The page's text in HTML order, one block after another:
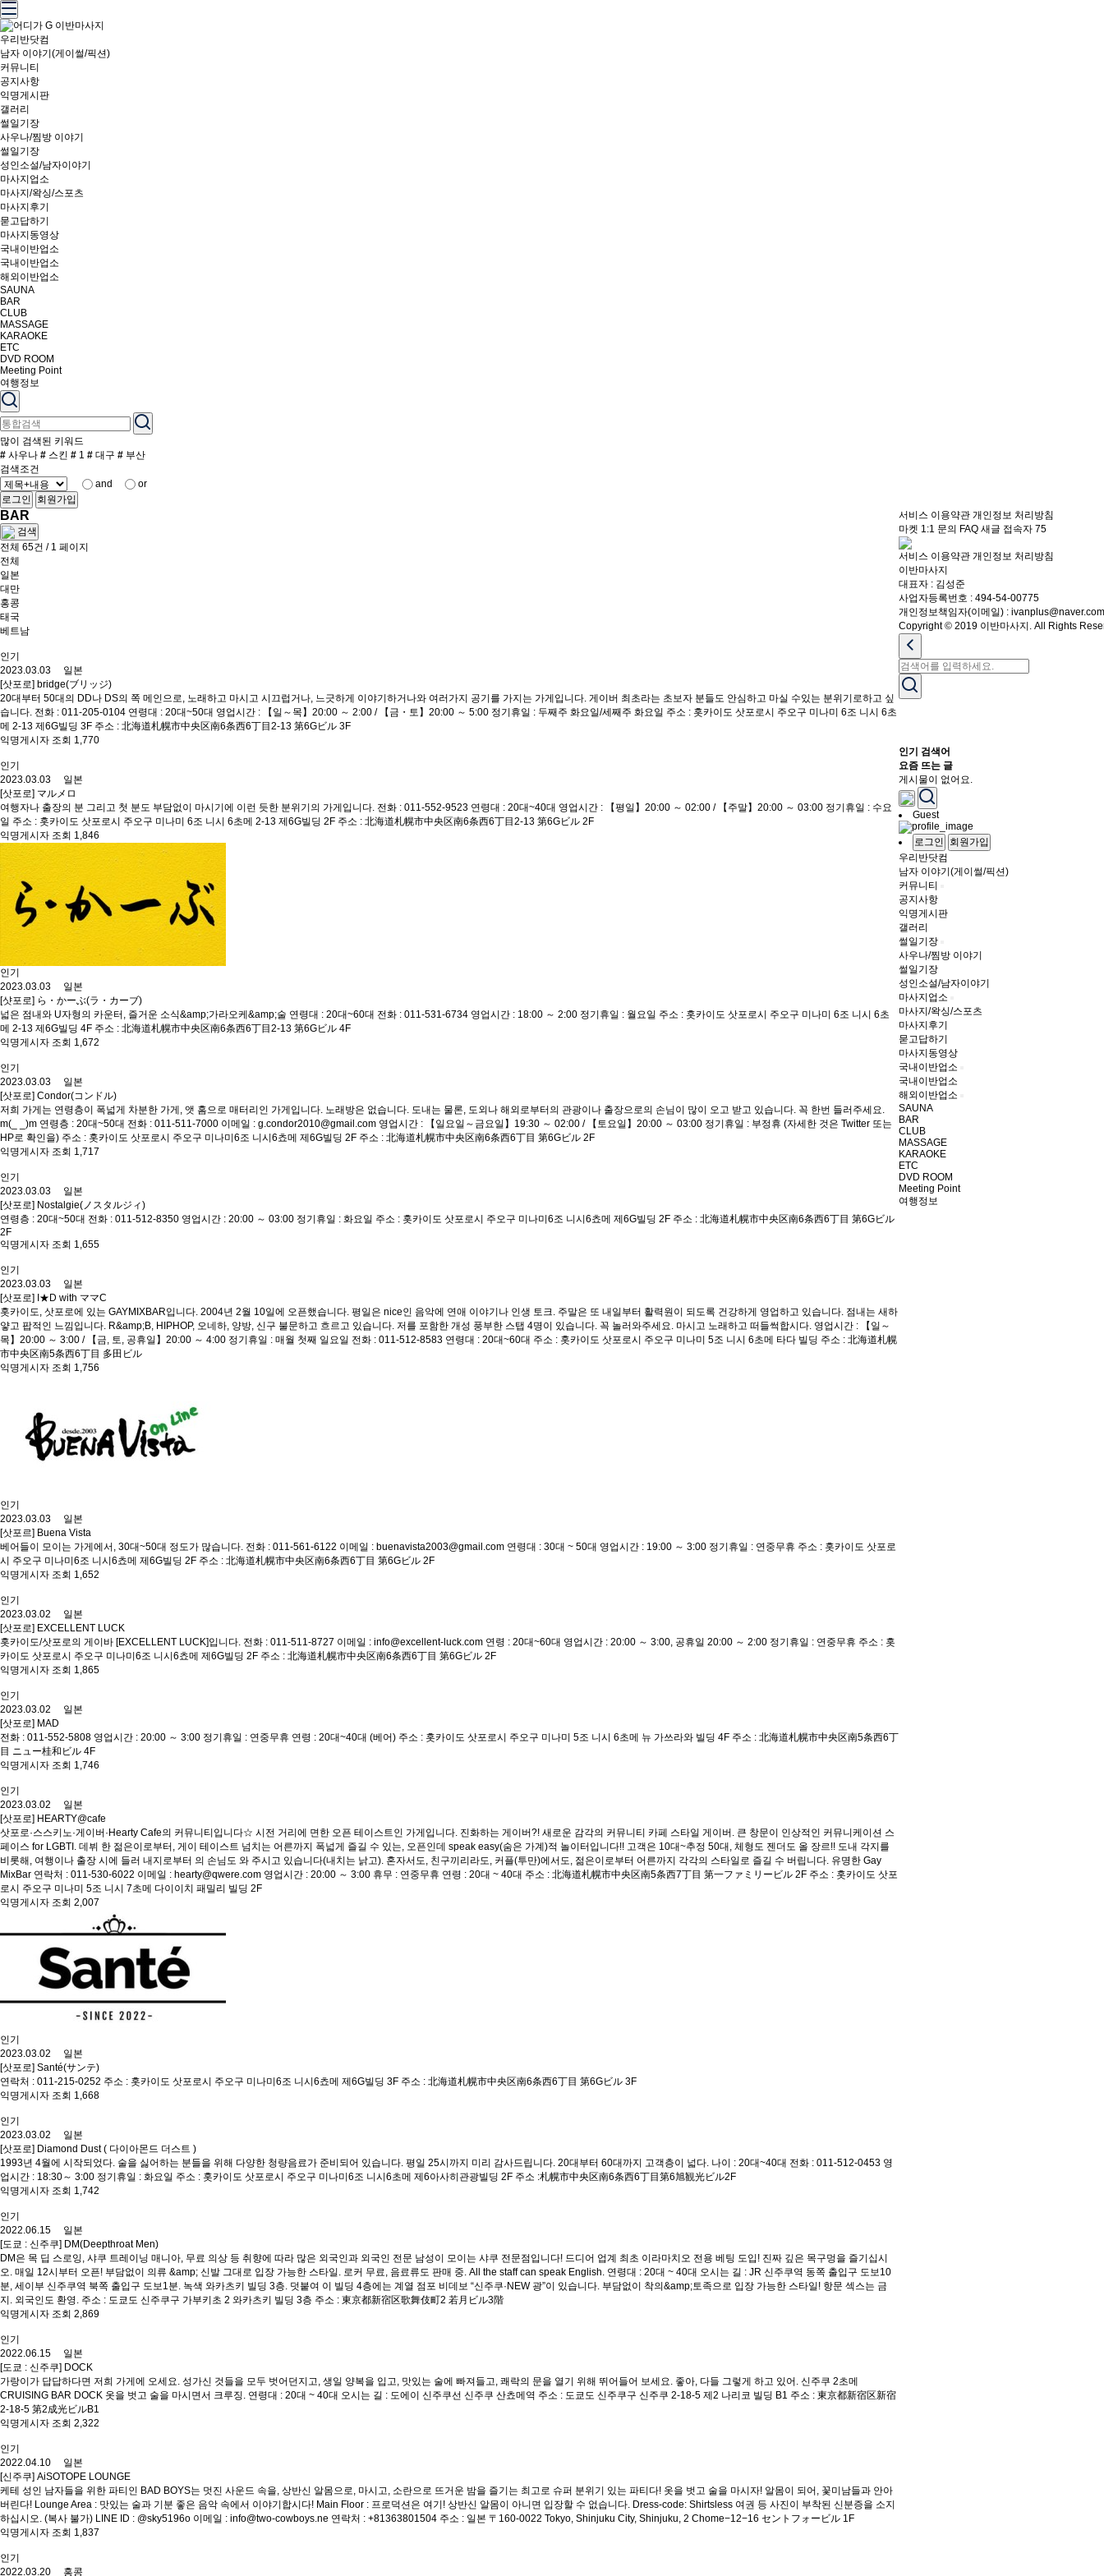
우리반닷컴
남자 이야기(게이썰/픽션)
커뮤니티
공지사항
익명게시판
갤러리
썰일기장
사우나/찜방 이야기
썰일기장
성인소설/남자이야기
마사지업소
마사지/왁싱/스포츠
마사지후기
묻고답하기
마사지동영상
국내이반업소
국내이반업소
해외이반업소
SAUNA
BAR
CLUB
MASSAGE
KARAOKE
ETC
DVD ROOM
Meeting Point
여행정보
많이 검색된 키워드
# 사우나 # 스킨 # 1 # 대구 # 부산
검색조건
and
or
로그인
회원가입
BAR
검색
전체 65건 / 1 페이지
전체
일본
대만
홍콩
태국
베트남
인기
2023.03.03 일본
[삿포로] bridge(ブリッジ)
20대부터 50대의 DD나 DS의 쪽 메인으로, 노래하고 마시고 시끄럽거나, 느긋하게 이야기하거나와 여러가지 공기를 가지는 가게입니다. 게이버 최초라는 초보자 분들도 안심하고 마실 수있는 분위기로하고 싶
습니다. 전화 : 011-205-0104 연령대 : 20대~50대 영업시간 : 【일～목】20:00 ～ 2:00 / 【금・토】20:00 ～ 5:00 정기휴일 : 두째주 화요일/세째주 화요일 주소 : 홋카이도 삿포로시 주오구 미나미 6조 니시 6초
메 2-13 제6G빌딩 3F 주소 : 北海道札幌市中央区南6条西6丁目2-13 第6Gビル 3F
익명게시자 조회 1,770
인기
2023.03.03 일본
[삿포로] マルメロ
여행자나 출장의 분 그리고 첫 분도 부담없이 마시기에 이런 듯한 분위기의 가게입니다. 전화 : 011-552-9523 연령대 : 20대~40대 영업시간 : 【평일】20:00 ～ 02:00 / 【주말】20:00 ～ 03:00 정기휴일 : 수요
일 주소 : 홋카이도 삿포로시 주오구 미나미 6조 니시 6초메 2-13 제6G빌딩 2F 주소 : 北海道札幌市中央区南6条西6丁目2-13 第6Gビル 2F
익명게시자 조회 1,846
인기
2023.03.03 일본
[샷포로] ら・かーぶ(ラ・カーブ)
넓은 점내와 U자형의 카운터, 즐거운 소식&amp;가라오케&amp;술 연령대 : 20대~60대 전화 : 011-531-6734 영업시간 : 18:00 ～ 2:00 정기휴일 : 월요일 주소 : 홋카이도 삿포로시 주오구 미나미 6조 니시 6초
메 2-13 제6G빌딩 4F 주소 : 北海道札幌市中央区南6条西6丁目2-13 第6Gビル 4F
익명게시자 조회 1,672
인기
2023.03.03 일본
[삿포로] Condor(コンドル)
저희 가게는 연령층이 폭넓게 차분한 가게, 앳 홈으로 매터리인 가게입니다. 노래방은 없습니다. 도내는 물론, 도외나 해외로부터의 관광이나 출장으로의 손님이 많이 오고 받고 있습니다. 꼭 한번 들러주세요.
m(_ _)m 연령층 : 20대~50대 전화 : 011-511-7000 이메일 : g.condor2010@gmail.com 영업시간 : 【일요일～금요일】19:30 ～ 02:00 / 【토요일】20:00 ～ 03:00 정기휴일 : 부정휴 (자세한 것은 Twitter 또는
HP로 확인을) 주소 : 홋카이도 삿포로시 주오구 미나미6조 니시6쵸메 제6G빌딩 2F 주소 : 北海道札幌市中央区南6条西6丁目 第6Gビル 2F
익명게시자 조회 1,717
인기
2023.03.03 일본
[삿포로] Nostalgie(ノスタルジィ)
연령층 : 20대~50대 전화 : 011-512-8350 영업시간 : 20:00 ～ 03:00 정기휴일 : 화요일 주소 : 홋카이도 삿포로시 주오구 미나미6조 니시6쵸메 제6G빌딩 2F 주소 : 北海道札幌市中央区南6条西6丁目 第6Gビル
2F
익명게시자 조회 1,655
인기
2023.03.03 일본
[삿포로] I★D with ママC
홋카이도, 삿포로에 있는 GAYMIXBAR입니다. 2004년 2월 10일에 오픈했습니다. 평일은 nice인 음악에 연애 이야기나 인생 토크. 주말은 또 내일부터 활력원이 되도록 건강하게 영업하고 있습니다. 점내는 새하
얗고 팝적인 느낌입니다. R&amp;B, HIPHOP, 오네하, 양방, 신구 불문하고 흐르고 있습니다. 저를 포함한 개성 풍부한 스탭 4명이 있습니다. 꼭 놀러와주세요. 마시고 노래하고 떠들썩합시다. 영업시간 : 【일～
목】20:00 ～ 3:00 / 【금, 토, 공휴일】20:00 ～ 4:00 정기휴일 : 매월 첫째 일요일 전화 : 011-512-8583 연령대 : 20대~60대 주소 : 홋카이도 삿포로시 주오구 미나미 5조 니시 6초메 타다 빌딩 주소 : 北海道札幌
市中央区南5条西6丁目 多田ビル
익명게시자 조회 1,756
인기
2023.03.03 일본
[삿포르] Buena Vista
베어들이 모이는 가게에서, 30대~50대 정도가 많습니다. 전화 : 011-561-6122 이메일 : buenavista2003@gmail.com 연령대 : 30대 ~ 50대 영업시간 : 19:00 ～ 3:00 정기휴일 : 연중무휴 주소 : 홋카이도 삿포로
시 주오구 미나미6조 니시6쵸메 제6G빌딩 2F 주소 : 北海道札幌市中央区南6条西6丁目 第6Gビル 2F
익명게시자 조회 1,652
인기
2023.03.02 일본
[삿포로] EXCELLENT LUCK
홋카이도/삿포로의 게이바 [EXCELLENT LUCK]입니다. 전화 : 011-511-8727 이메일 : info@excellent-luck.com 연령 : 20대~60대 영업시간 : 20:00 ～ 3:00, 공휴일 20:00 ～ 2:00 정기휴일 : 연중무휴 주소 : 홋
카이도 삿포로시 주오구 미나미6조 니시6쵸메 제6G빌딩 2F 주소 : 北海道札幌市中央区南6条西6丁目 第6Gビル 2F
익명게시자 조회 1,865
인기
2023.03.02 일본
[삿포로] MAD
전화 : 011-552-5808 영업시간 : 20:00 ～ 3:00 정기휴일 : 연중무휴 연령 : 20대~40대 (베어) 주소 : 홋카이도 삿포로시 주오구 미나미 5조 니시 6초메 뉴 가쓰라와 빌딩 4F 주소 : 北海道札幌市中央区南5条西6丁
目 ニュー桂和ビル 4F
익명게시자 조회 1,746
인기
2023.03.02 일본
[삿포로] HEARTY@cafe
삿포로·스스키노·게이버·Hearty Cafe의 커뮤니티입니다☆ 시전 거리에 면한 오픈 테이스트인 가게입니다. 진화하는 게이버?! 새로운 감각의 커뮤니티 카페 스타일 게이버. 큰 창문이 인상적인 커뮤니케이션 스
페이스 for LGBTI. 데뷔 한 젊은이로부터, 게이 테이스트 넘치는 어른까지 폭넓게 즐길 수 있는, 오픈인데 speak easy(숨은 가계)적 놀이터입니다!! 고객은 10대~추정 50대, 체형도 젠더도 올 장르!! 도내 각지를
비롯해, 여행이나 출장 시에 들러 내지로부터 의 손님도 와 주시고 있습니다(내치는 낡고). 혼자서도, 친구끼리라도, 커플(투만)에서도, 젊은이로부터 어른까지 각각의 스타일로 즐길 수 버립니다. 유명한 Gay
MixBar 연락처 : 011-530-6022 이메일 : hearty@qwere.com 영업시간 : 20:00 ～ 3:00 휴무 : 연중무휴 연령 : 20대 ~ 40대 주소 : 北海道札幌市中央区南5条西7丁目 第一ファミリービル 2F 주소 : 홋카이도 삿포
로시 주오구 미나미 5조 니시 7초메 다이이치 패밀리 빌딩 2F
익명게시자 조회 2,007
인기
2023.03.02 일본
[삿포로] Santé(サンテ)
연락처 : 011-215-0252 주소 : 홋카이도 삿포로시 주오구 미나미6조 니시6쵸메 제6G빌딩 3F 주소 : 北海道札幌市中央区南6条西6丁目 第6Gビル 3F
익명게시자 조회 1,668
인기
2023.03.02 일본
[삿포로] Diamond Dust ( 다이아몬드 더스트 )
1993년 4월에 시작되었다. 술을 싫어하는 분들을 위해 다양한 청량음료가 준비되어 있습니다. 평일 25시까지 미리 감사드립니다. 20대부터 60대까지 고객층이 넓다. 나이 : 20대~40대 전화 : 011-512-0453 영
업시간 : 18:30～ 3:00 정기휴일 : 화요일 주소 : 홋카이도 삿포로시 주오구 미나미6조 니시6초메 제6아사히관광빌딩 2F 주소 :札幌市中央区南6条西6丁目第6旭観光ビル2F
익명게시자 조회 1,742
인기
2022.06.15 일본
[도쿄 : 신주쿠] DM(Deepthroat Men)
DM은 목 딥 스로잉, 샤쿠 트레이닝 매니아, 무료 의상 등 취향에 따라 많은 외국인과 외국인 전문 남성이 모이는 샤쿠 전문점입니다! 드디어 업계 최초 이라마치오 전용 베팅 도입! 진짜 깊은 목구멍을 즐기십시
오. 매일 12시부터 오픈! 부담없이 의류 &amp; 신발 그대로 입장 가능한 스타일. 로커 무료, 음료류도 판매 중. All the staff can speak English. 연령대 : 20대 ~ 40대 오시는 길 : JR 신주쿠역 동쪽 출입구 도보10
분, 세이부 신주쿠역 북쪽 출입구 도보1분. 녹색 와카츠키 빌딩 3층. 덧붙여 이 빌딩 4층에는 계열 점포 비데보 “신주쿠·NEW 광”이 있습니다. 부담없이 착의&amp;토족으로 입장 가능한 스타일! 항문 섹스는 금
지. 외국인도 환영. 주소 : 도쿄도 신주쿠구 가부키초 2 와카츠키 빌딩 3층 주소 : 東京都新宿区歌舞伎町2 若月ビル3階
익명게시자 조회 2,869
인기
2022.06.15 일본
[도쿄 : 신주쿠] DOCK
가랑이가 답답하다면 저희 가게에 오세요. 성가신 것들을 모두 벗어던지고, 생일 양복을 입고, 맛있는 술에 빠져들고, 쾌락의 문을 열기 위해 뛰어들어 보세요. 좋아, 다들 그렇게 하고 있어. 신주쿠 2초메
CRUISING BAR DOCK 옷을 벗고 술을 마시면서 크루징. 연령대 : 20대 ~ 40대 오시는 길 : 도에이 신주쿠선 신주쿠 산쵸메역 주소 : 도쿄도 신주쿠구 신주쿠 2-18-5 제2 나리코 빌딩 B1 주소 : 東京都新宿区新宿
2-18-5 第2成光ビルB1
익명게시자 조회 2,322
인기
2022.04.10 일본
[신주쿠] AiSOTOPE LOUNGE
케테 성인 남자들을 위한 파티인 BAD BOYS는 멋진 사운드 속을, 상반신 알몸으로, 마시고, 소란으로 뜨거운 밤을 즐기는 최고로 슈퍼 분위기 있는 파티다! 옷을 벗고 술을 마시자! 알몸이 되어, 꽃미남들과 안아
버린다! Lounge Area : 맛있는 술과 기분 좋은 음악 속에서 이야기합시다! Main Floor : 프로덕션은 여기! 상반신 알몸이 아니면 입장할 수 없습니다. Dress-code: Shirtsless 여권 등 사진이 부착된 신분증을 소지
하십시오. (복사 불가) LINE ID : @sky5196o 이메일 : info@two-cowboys.ne 연락처 : +81363801504 주소 : 일본 〒160-0022 Tokyo, Shinjuku City, Shinjuku, 2 Chome−12−16 セントフォービル 1F
익명게시자 조회 1,837
인기
2022.03.20 홍콩
서비스 이용약관 개인정보 처리방침
마켓 1:1 문의 FAQ 새글 접속자 75
서비스 이용약관 개인정보 처리방침
이반마사지
대표자 : 김성준
사업자등록번호 : 494-54-00775
개인정보책임자(이메일) : ivanplus@naver.com
Copyright © 2019 이반마사지. All Rights
인기 검색어
요즘 뜨는 글
게시물이 없어요.
Guest
로그인
회원가입
우리반닷컴
남자 이야기(게이썰/픽션)
커뮤니티
공지사항
익명게시판
갤러리
썰일기장
사우나/찜방 이야기
썰일기장
성인소설/남자이야기
마사지업소
마사지/왁싱/스포츠
마사지후기
묻고답하기
마사지동영상
국내이반업소
국내이반업소
해외이반업소
SAUNA
BAR
CLUB
MASSAGE
KARAOKE
ETC
DVD ROOM
Meeting Point
여행정보